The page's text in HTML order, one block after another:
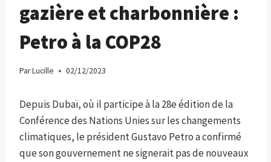
gazière et charbonnière :
Petro à la COP28
ParLucille 02/12/2023
Depuis Dubaï, où il participe à la 28e édition de la
Conférence des Nations Unies sur les changements
climatiques, le président Gustavo Petro a confirmé
que son gouvernement ne signerait pas de nouveaux